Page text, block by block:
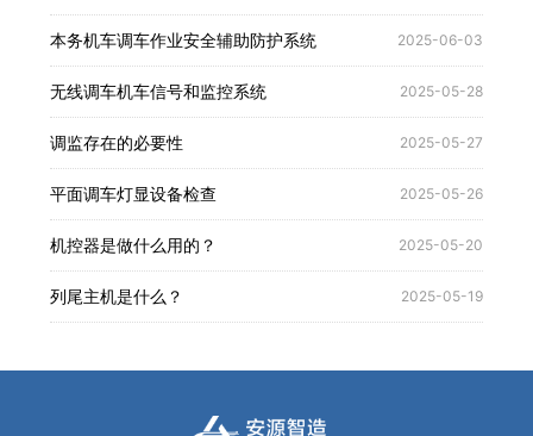
本务机车调车作业安全辅助防护系统 2025-06-03
无线调车机车信号和监控系统 2025-05-28
调监存在的必要性 2025-05-27
平面调车灯显设备检查 2025-05-26
机控器是做什么用的？ 2025-05-20
列尾主机是什么？ 2025-05-19